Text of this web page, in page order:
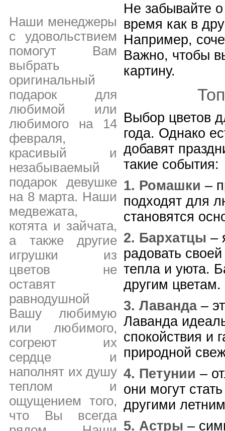
Наши менеджеры
с удовольствием
помогут Вам
выбрать
оригинальный
подарок для
любимой или
любимого на 14
февраля,
красивый и
незабываемый
подарок девушке
на 8 марта. Наши
медвежата,
котята и зайчата,
а также другие
игрушки из
цветов не
оставят
равнодушной
Вашу любимую
или любимого,
согреют их
сердце и
наполнят их душу
теплом и
ощущением того,
что Вы всегда
Не забывайте
время как в
Например,
Важно, чтобы
картину.
Выбор цветов
года. Однако
добавят
такие события:
1. Ромашки –
подходят для
становятся
2. Бархатцы –
радовать
тепла и уюта.
другим цветам.
3. Лаванда–
Лаванда
спокойствия и
природной
4. Петунии –
они могут
другими
5. Астры –